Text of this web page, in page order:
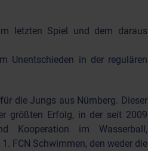
letzten Spiel und dem daraus
Unentschieden in der regulären
die Jungs aus Nürnberg. Dieser
größten Erfolg, in der seit 2009
Kooperation im Wasserball,
FCN Schwimmen, den weder die